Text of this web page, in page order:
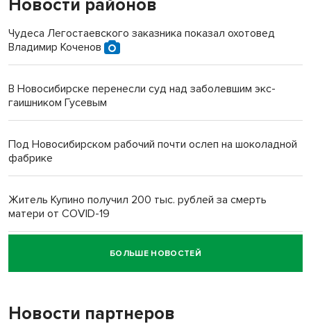
Новости районов
Чудеса Легостаевского заказника показал охотовед
Владимир Коченов
В Новосибирске перенесли суд над заболевшим экс-
гаишником Гусевым
Под Новосибирском рабочий почти ослеп на шоколадной
фабрике
Житель Купино получил 200 тыс. рублей за смерть
матери от COVID-19
Новосибирский суд наказал водителя за смерть
пенсионерки на вокзале
«Мы живём на пастбище!»: в новосибирском селе лошади
терроризируют жителей
БОЛЬШЕ НОВОСТЕЙ
Новости партнеров